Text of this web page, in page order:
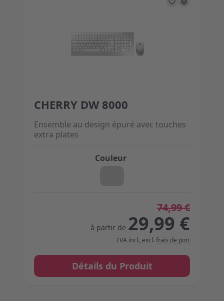
Couleur
Ensemble au design épuré avec touches
extra plates
The price depends on the options chosen on the
CHERRY DW 8000
74,99 €
à partir de 29,99 €
TVA incl., excl. frais de port
Détails du Produit